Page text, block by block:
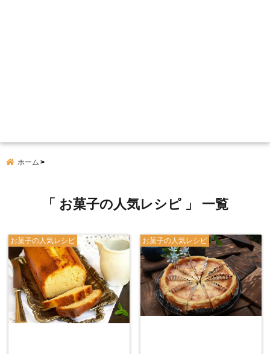
ホーム
「 お菓子の人気レシピ 」 一覧
お菓子の人気レシピ お菓子の人気レシピ